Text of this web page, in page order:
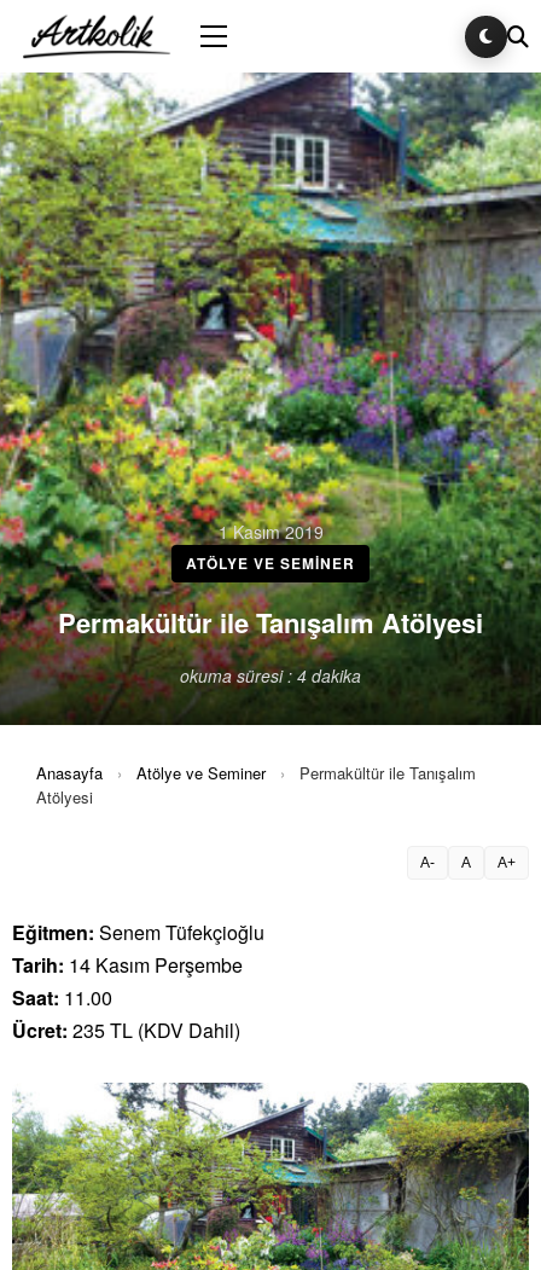
1 Kasım 2019
ATÖLYE VE SEMINER
Permakültür ile Tanışalım Atölyesi
okuma süresi : 4 dakika
Anasayfa › Atölye ve Seminer ›
Permakültür ile Tanışalım
Atölyesi
A- A A+
Eğitmen: Senem Tüfekçioğlu
Tarih: 14 Kasım Perşembe
Saat: 11.00
Ücret: 235 TL (KDV Dahil)